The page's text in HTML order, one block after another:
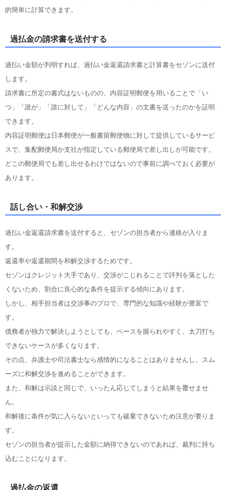
的簡単に計算できます。
過払金の請求書を送付する
過払い金額が判明すれば、過払い金返還請求書と計算書をセゾンに送付
します。
請求書に所定の書式はないものの、内容証明郵便を用いることで「い
つ」「誰が」「誰に対して」「どんな内容」の文書を送ったのかを証明
できます。
内容証明郵便は日本郵便が一般書留郵便物に対して提供しているサービ
スで、集配郵便局か支社が指定している郵便局で差し出しが可能です。
どこの郵便局でも差し出せるわけではないので事前に調べておく必要が
あります。
話し合い・和解交渉
過払い金返還請求書を送付すると、セゾンの担当者から連絡が入りま
す。
返還率や返還期間を和解交渉するためです。
セゾンはクレジット大手であり、交渉がこじれることで評判を落とした
くないため、割合に良心的な条件を提示する傾向にあります。
しかし、相手担当者は交渉事のプロで、専門的な知識や経験が豊富で
す。
債務者が独力で解決しようとしても、ペースを握られやすく、太刀打ち
できないケースが多くなります。
その点、弁護士や司法書士なら感情的になることはありませんし、スム
ーズに和解交渉を進めることができます。
また、和解は示談と同じで、いったん応じてしまうと結果を覆せませ
ん。
和解後に条件が気に入らないといっても破棄できないため注意が要りま
す。
セゾンの担当者が提示した金額に納得できないのであれば、裁判に持ち
込むことになります。
過払金の返還